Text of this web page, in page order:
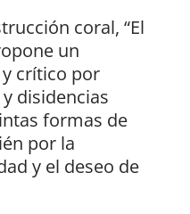
coral, “El
un
crítico por
disidencias
formas de
por la
y el deseo de